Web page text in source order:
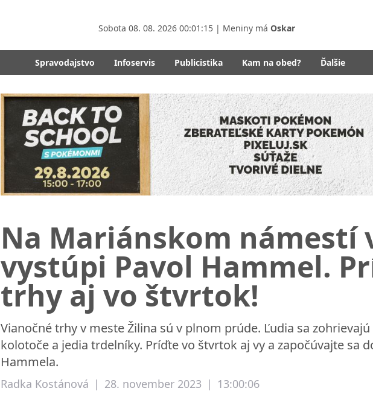
Sobota 08. 08. 2026 00:01:17 | Meniny má Oskar
Spravodajstvo Infoservis Publicistika Kam na obed? Ďalšie
Na Mariánskom námestí
vystúpi Pavol Hammel.
trhy aj vo štvrtok!
Vianočné trhy v meste Žilina sú v plnom prúde. Ľudia sa
kolotoče a jedia trdelníky. Príďte vo štvrtok aj vy a započúvajte sa
Hammela.
Radka Kostánová | 28. november 2023 | 13:00:06